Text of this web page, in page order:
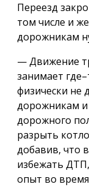
Переезд
том числе и
дорожникам
— Движение
занимает
физически не
дорожникам и
дорожного
разрыть
добавив, что
избежать
опыт во